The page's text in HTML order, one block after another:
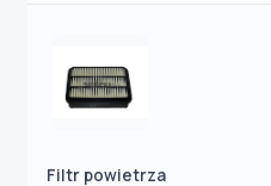
Filtr powietrza